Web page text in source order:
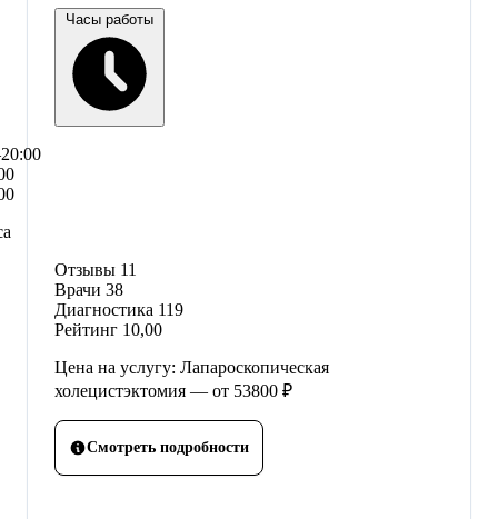
Часы работы
Отзывы 11
Врачи 38
Диагностика 119
Рейтинг 10,00
Цена на услугу: Лапароскопическая
холецистэктомия — от 53800 ₽
Смотреть подробности